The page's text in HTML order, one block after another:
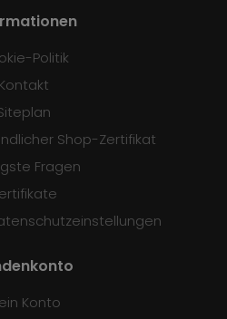
Politik
Kontakt
Shop-Zertifikat
Fragen
Konto